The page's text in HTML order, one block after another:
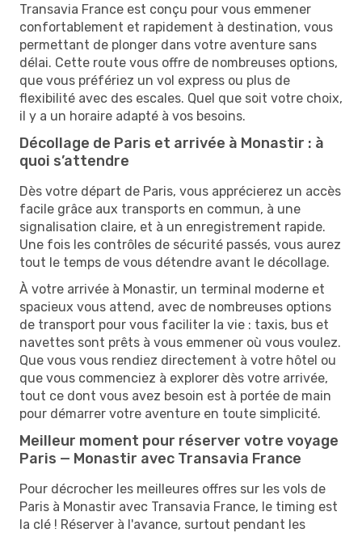
Transavia France est conçu pour vous emmener
confortablement et rapidement à destination, vous
permettant de plonger dans votre aventure sans
délai. Cette route vous offre de nombreuses options,
que vous préfériez un vol express ou plus de
flexibilité avec des escales. Quel que soit votre choix,
il y a un horaire adapté à vos besoins.
Décollage de Paris et arrivée à Monastir : à
quoi s’attendre
Dès votre départ de Paris, vous apprécierez un accès
facile grâce aux transports en commun, à une
signalisation claire, et à un enregistrement rapide.
Une fois les contrôles de sécurité passés, vous aurez
tout le temps de vous détendre avant le décollage.
À votre arrivée à Monastir, un terminal moderne et
spacieux vous attend, avec de nombreuses options
de transport pour vous faciliter la vie : taxis, bus et
navettes sont prêts à vous emmener où vous voulez.
Que vous vous rendiez directement à votre hôtel ou
que vous commenciez à explorer dès votre arrivée,
tout ce dont vous avez besoin est à portée de main
pour démarrer votre aventure en toute simplicité.
Meilleur moment pour réserver votre voyage
Paris — Monastir avec Transavia France
Pour décrocher les meilleures offres sur les vols de
Paris à Monastir avec Transavia France, le timing est
la clé ! Réserver à l'avance, surtout pendant les